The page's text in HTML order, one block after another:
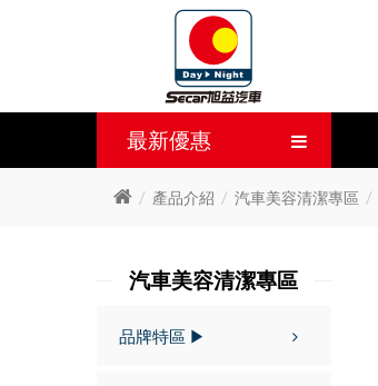
最新優惠
產品介紹 汽車美容清潔專區
汽車美容清潔專區
品牌特區 ▶